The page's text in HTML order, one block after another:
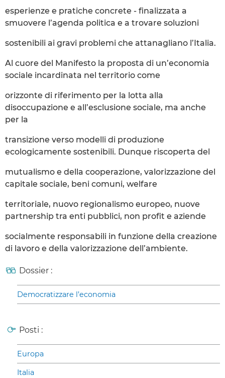
esperienze e pratiche concrete - finalizzata a
smuovere l’agenda politica e a trovare soluzioni
sostenibili ai gravi problemi che attanagliano l’Italia.
Al cuore del Manifesto la proposta di un’economia
sociale incardinata nel territorio come
orizzonte di riferimento per la lotta alla
disoccupazione e all’esclusione sociale, ma anche
per la
transizione verso modelli di produzione
ecologicamente sostenibili. Dunque riscoperta del
mutualismo e della cooperazione, valorizzazione del
capitale sociale, beni comuni, welfare
territoriale, nuovo regionalismo europeo, nuove
partnership tra enti pubblici, non profit e aziende
socialmente responsabili in funzione della creazione
di lavoro e della valorizzazione dell’ambiente.
Dossier :
Democratizzare l’economia
Posti :
Europa
Italia